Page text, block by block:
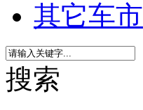
其它车市
搜索